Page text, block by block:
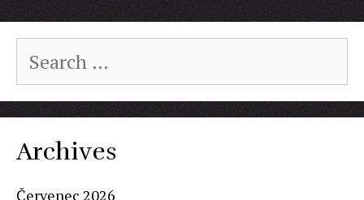
for:
Archives
Červenec 2026